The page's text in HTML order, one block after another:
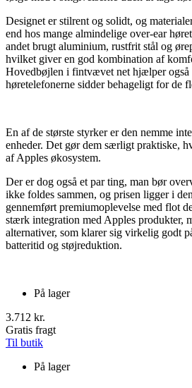
Designet er stilrent og solidt, og
end hos mange almindelige over-ear
andet brugt aluminium, rustfrit stål og
hvilket giver en god kombination af
Hovedbøjlen i fintvævet net hjælper også
høretelefonerne sidder behageligt for de
En af de største styrker er den nemme
enheder. Det gør dem særligt praktiske,
af Apples økosystem.
Der er dog også et par ting, man bør
ikke foldes sammen, og prisen ligger i
gennemført premiumoplevelse med flot
stærk integration med Apples produkter,
alternativer, som klarer sig virkelig godt
batteritid og støjreduktion.
På lager
3.712 kr.
Gratis fragt
Til butik
På lager